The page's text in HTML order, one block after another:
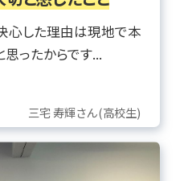
心した理由は現地で本
ったからです...
三宅 寿輝さん(高校生)